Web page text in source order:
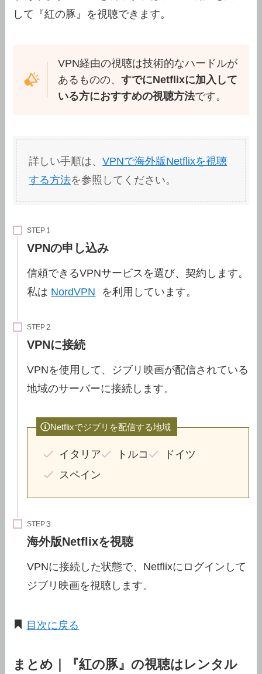
して『紅の豚』を視聴できます。
VPN経由の視聴は技術的なハードルが
あるものの、 すでにNetflixに加入して
いる方におすすめの視聴方法です。
詳しい手順は、VPNで海外版Netflixを視聴
する方法を参照してください。
STEP
VPNの申し込み
信頼できるVPNサービスを選び、契約します。
私は NordVPN を利用しています。
STEP
VPNに接続
VPNを使用して、ジブリ映画が配信されている
地域のサーバーに接続します。
Netflixでジブリを配信する地域
イタリア トルコ
ドイツ
スペイン
STEP
海外版Netflixを視聴
VPNに接続した状態で、Netflixにログインして
ジブリ映画を視聴します。
目次に戻る
まとめ｜『紅の豚』の視聴はレンタル